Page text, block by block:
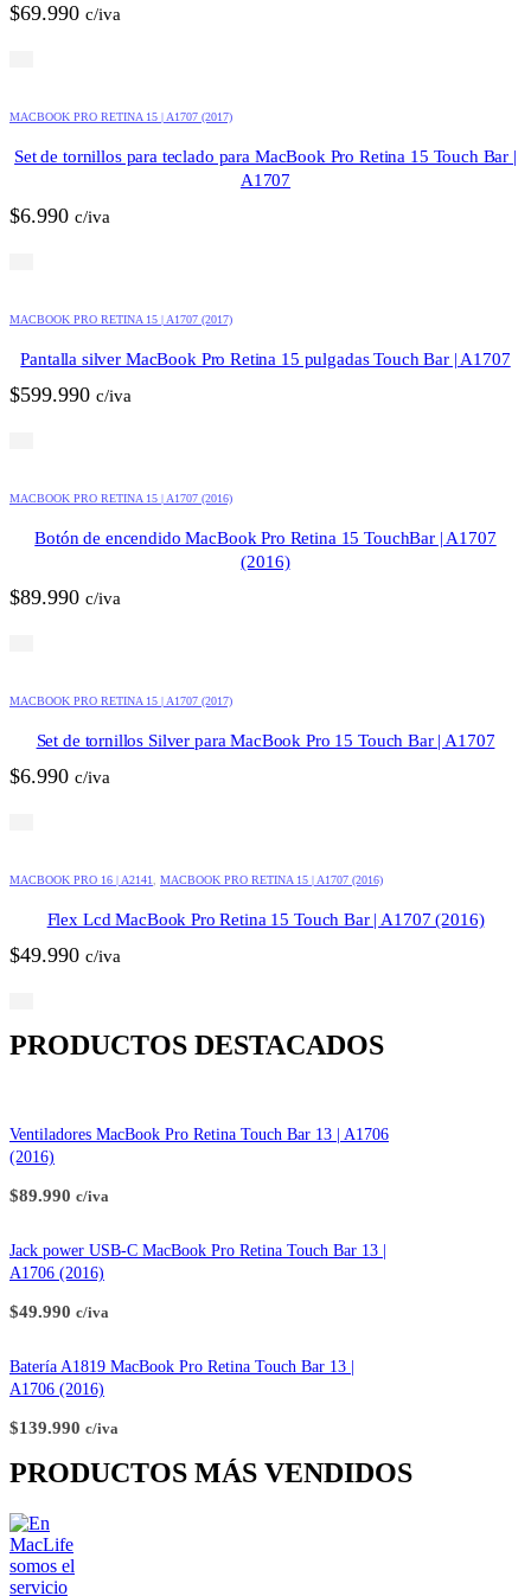
$69.990 c/iva
MACBOOK PRO RETINA 15 | A1707 (2017)
Set de tornillos para teclado para MacBook Pro Retina 15 Touch Bar |
A1707
$6.990 c/iva
MACBOOK PRO RETINA 15 | A1707 (2017)
Pantalla silver MacBook Pro Retina 15 pulgadas Touch Bar | A1707
$599.990 c/iva
MACBOOK PRO RETINA 15 | A1707 (2016)
Botón de encendido MacBook Pro Retina 15 TouchBar | A1707
(2016)
$89.990 c/iva
MACBOOK PRO RETINA 15 | A1707 (2017)
Set de tornillos Silver para MacBook Pro 15 Touch Bar | A1707
$6.990 c/iva
MACBOOK PRO 16 | A2141, MACBOOK PRO RETINA 15 | A1707 (2016)
Flex Lcd MacBook Pro Retina 15 Touch Bar | A1707 (2016)
$49.990 c/iva
PRODUCTOS DESTACADOS
Ventiladores MacBook Pro Retina Touch Bar 13 | A1706
(2016)
$89.990 c/iva
Jack power USB-C MacBook Pro Retina Touch Bar 13 |
A1706 (2016)
$49.990 c/iva
Batería A1819 MacBook Pro Retina Touch Bar 13 |
A1706 (2016)
$139.990 c/iva
PRODUCTOS MÁS VENDIDOS